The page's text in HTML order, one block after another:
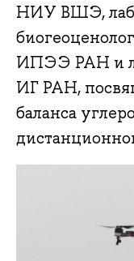
НИУ ВШЭ,
ИПЭЭ РАН и
ИГ РАН,
баланса